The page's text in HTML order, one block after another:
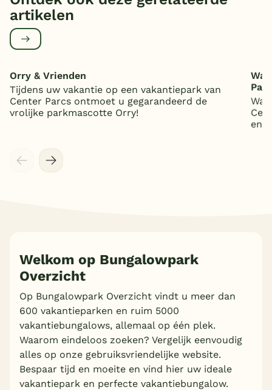
artikelen
Orry & Vrienden
Tijdens uw vakantie op een vakantiepark van
Center Parcs ontmoet u gegarandeerd de
vrolijke parkmascotte Orry!
Wat
en
Welkom op Bungalowpark
Overzicht
Op Bungalowpark Overzicht vindt u meer dan
600 vakantieparken en ruim 5000
vakantiebungalows, allemaal op één plek.
Waarom eindeloos zoeken? Vergelijk eenvoudig
alles op onze gebruiksvriendelijke website.
Bespaar tijd en moeite en vind hier uw ideale
vakantiepark en perfecte vakantiebungalow.